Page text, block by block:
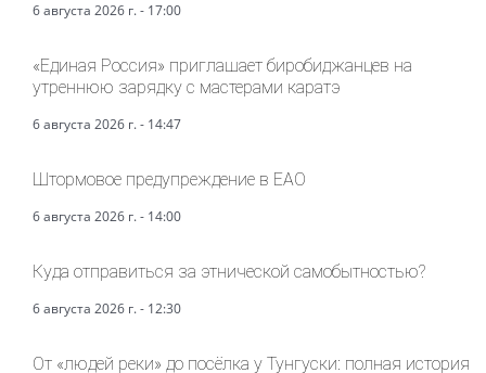
6 августа 2026 г. - 17:00
«Единая Россия» приглашает биробиджанцев на
утреннюю зарядку с мастерами каратэ
6 августа 2026 г. - 14:47
Штормовое предупреждение в ЕАО
6 августа 2026 г. - 14:00
Куда отправиться за этнической самобытностью?
6 августа 2026 г. - 12:30
От «людей реки» до посёлка у Тунгуски: полная история